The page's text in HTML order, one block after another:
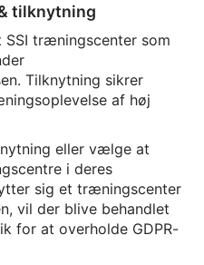
tilknytning
træningscenter som
Tilknytning sikrer
af høj
eller vælge at
i deres
sig et træningscenter
vil der blive behandlet
for at overholde GDPR-